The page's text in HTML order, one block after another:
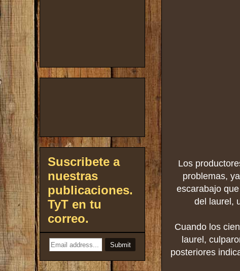
Los
problemas,
escarabajo
del laurel,
Cuando los
laurel,
posteriores
Suscribete a
nuestras
publicaciones.
TyT en tu
correo.